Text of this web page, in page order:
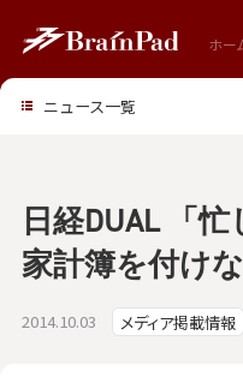
ホー
2014.10.03 メディア掲載情報
日経DUAL 「
家計簿を付け
ニュース一覧